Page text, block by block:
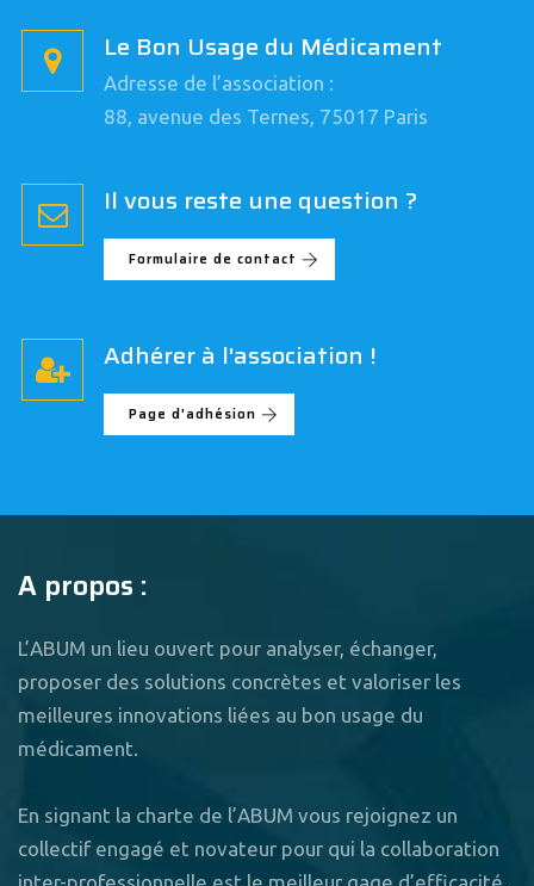
Le Bon Usage du Médicament
Adresse de l’association :
88, avenue des Ternes, 75017 Paris
Il vous reste une question ?
Formulaire de contact
Adhérer à l'association !
Page d'adhésion
A propos :
L’ABUM un lieu ouvert pour analyser, échanger,
proposer des solutions concrètes et valoriser les
meilleures innovations liées au bon usage du
médicament.
En signant la charte de l’ABUM vous rejoignez un
collectif engagé et novateur pour qui la collaboration